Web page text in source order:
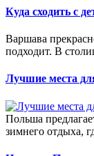
Куда сходить с
Варшава
подходит. В
Лучшие места
Польша
зимнего отдыха,